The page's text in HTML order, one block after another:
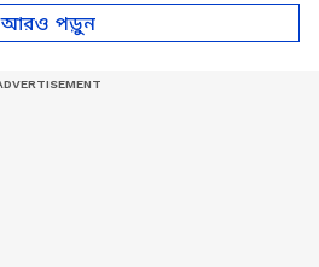
আজকের রাশিফল
আরও পড়ুন